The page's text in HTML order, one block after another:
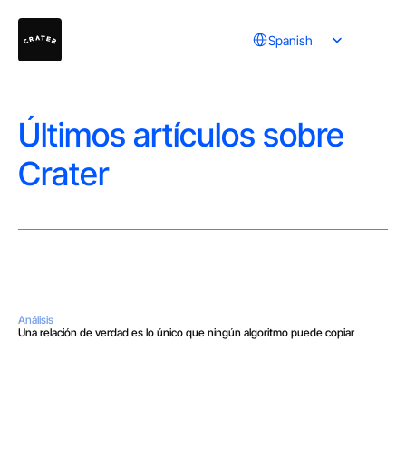
Spanish
Últimos artículos sobre
Crater
Análisis
Una relación de verdad es lo único que ningún algoritmo puede copiar